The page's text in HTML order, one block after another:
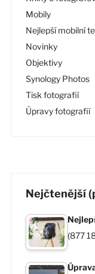
Mobily
Nejlepší mobilní
Novinky
Objektivy
Synology Photos
Tisk fotografií
Úpravy fotografií
Nejčtenější
(877